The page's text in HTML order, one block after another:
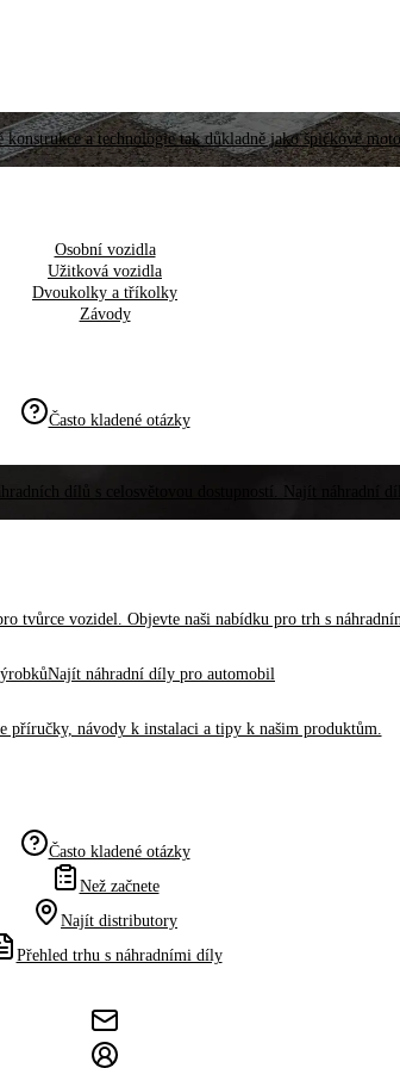
a technologie tak důkladně jako špičkové
Osobní vozidla
Užitková vozidla
Dvoukolky a tříkolky
Závody
Často kladené otázky
dílů s celosvětovou dostupností. Najít náhradní
tvůrce vozidel. Objevte naši nabídku pro trh s
Najít náhradní díly pro automobil
příručky, návody k instalaci a tipy k našim produktům.
Často kladené otázky
Než začnete
Najít distributory
Přehled trhu s náhradními díly